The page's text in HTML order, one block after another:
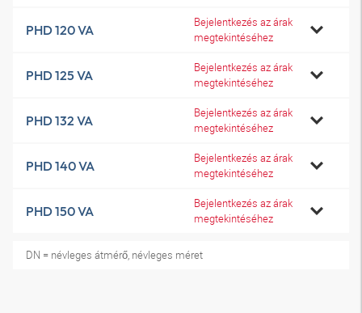
PHD 120 VA
Bejelentkezés az árak
megtekintéséhez
PHD 125 VA
Bejelentkezés az árak
megtekintéséhez
PHD 132 VA
Bejelentkezés az árak
megtekintéséhez
PHD 140 VA
Bejelentkezés az árak
megtekintéséhez
PHD 150 VA
Bejelentkezés az árak
megtekintéséhez
DN = névleges átmérő, névleges méret